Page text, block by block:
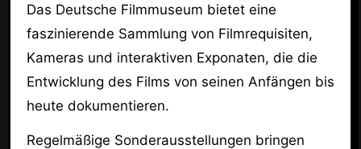
Das Deutsche Filmmuseum bietet eine
faszinierende Sammlung von Filmrequisiten,
Kameras und interaktiven Exponaten, die die
Entwicklung des Films von seinen Anfängen bis
heute dokumentieren.
Regelmäßige Sonderausstellungen bringen